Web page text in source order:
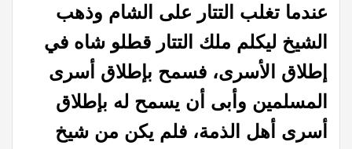
عندما تغلب التتار على الشام وذهب
الشيخ ليكلم ملك التتار قطلو شاه في
إطلاق الأسرى، فسمح بإطلاق أسرى
المسلمين وأبى أن يسمح له بإطلاق
أسرى أهل الذمة، فلم يكن من شيخ